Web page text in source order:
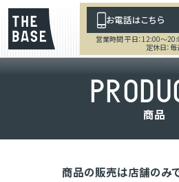
お電話はこちら
営業時間 平日：12:00～
定休日：
PRODU
商品
商品の販売は店舗のみで